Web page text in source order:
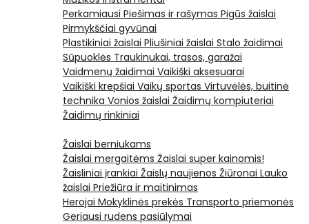
Perkamiausi Piešimas ir rašymas Pigūs žaislai
Pirmykščiai gyvūnai
Plastikiniai žaislai Pliušiniai žaislai Stalo žaidimai
Sūpuoklės Traukinukai, trasos, garažai
Vaidmenų žaidimai Vaikiški aksesuarai
Vaikiški krepšiai Vaikų sportas Virtuvėlės, buitinė
technika Vonios žaislai Žaidimų kompiuteriai
Žaidimų rinkiniai
Žaislai berniukams
Žaislai mergaitėms Žaislai super kainomis!
Žaisliniai įrankiai Žaislų naujienos Žiūronai Lauko
žaislai Priežiūra ir maitinimas
Herojai Mokyklinės prekės Transporto priemonės
Geriausi rudens pasiūlymai